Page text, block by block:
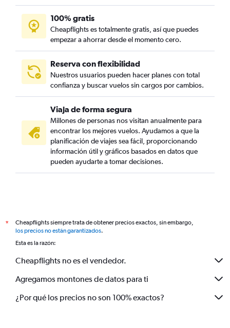
100% gratis
Cheapflights es totalmente gratis, así que puedes
empezar a ahorrar desde el momento cero.
Reserva con flexibilidad
Nuestros usuarios pueden hacer planes con total
confianza y buscar vuelos sin cargos por cambios.
Viaja de forma segura
Millones de personas nos visitan anualmente para
encontrar los mejores vuelos. Ayudamos a que la
planificación de viajes sea fácil, proporcionando
información útil y gráficos basados en datos que
pueden ayudarte a tomar decisiones.
*
Cheapflights siempre trata de obtener precios exactos, sin embargo,
los precios no están garantizados.
Esta es la razón:
Cheapflights no es el vendedor.
Agregamos montones de datos para ti
¿Por qué los precios no son 100% exactos?